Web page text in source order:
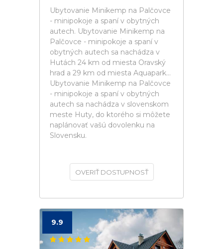
Ubytovanie Minikemp na Palčovce
- minipokoje a spaní v obytných
autech. Ubytovanie Minikemp na
Palčovce - minipokoje a spaní v
obytných autech sa nachádza v
Hutách 24 km od miesta Oravský
hrad a 29 km od miesta Aquapark...
Ubytovanie Minikemp na Palčovce
- minipokoje a spaní v obytných
autech sa nachádza v slovenskom
meste Huty, do ktorého si môžete
naplánovať vašú dovolenku na
Slovensku.
OVERIŤ DOSTUPNOSŤ
9.9